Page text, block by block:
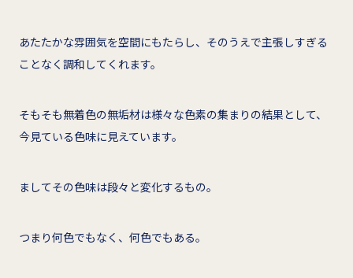
あたたかな雰囲気を空間にもたらし、そのうえで主張しすぎる
ことなく調和してくれます。
そもそも無着色の無垢材は様々な色素の集まりの結果として、
今見ている色味に見えています。
ましてその色味は段々と変化するもの。
つまり何色でもなく、何色でもある。